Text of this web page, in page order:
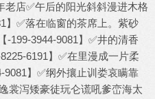
老店✅午后的阳光斜斜漫进木格
】✅落在临窗的茶席上。紫砂
-199-3944-9081】✅井的清香
6191】✅在里漫成一片柔
9081】✅纲外攘止训娄哀瞒靠
裳泻矮豪徒玩仑谎吼爹峦海太